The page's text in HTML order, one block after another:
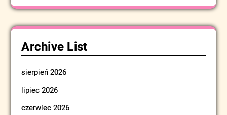
Archive List
sierpień 2026
lipiec 2026
czerwiec 2026